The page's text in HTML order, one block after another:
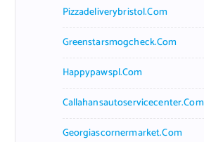
Pizzadeliverybristol.com
Greenstarsmogcheck.com
Happypawspl.com
Callahansautoservicecenter.com
Georgiascornermarket.com